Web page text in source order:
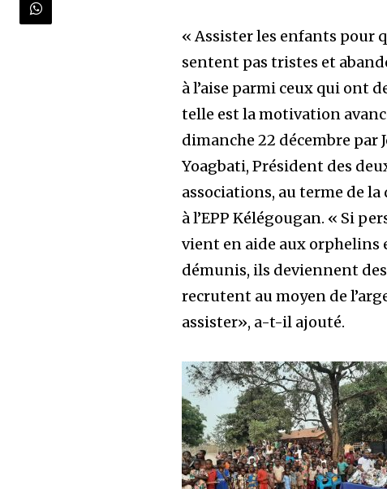
« Assister les enfants pour
sentent pas tristes et
à l’aise parmi ceux qui ont
telle est la motivation
dimanche 22 décembre par
Yoagbati, Président des
associations, au terme de
à l’EPP Kélégougan. « Si
vient en aide aux orphelins
démunis, ils deviennent
recrutent au moyen de
assister», a-t-il ajouté.